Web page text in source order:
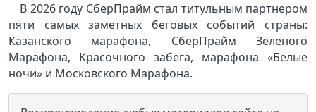
В 2026 году СберПрайм стал титульным партнером
пяти самых заметных беговых событий страны:
Казанского марафона, СберПрайм Зеленого
Марафона, Красочного забега, марафона «Белые
ночи» и Московского Марафона.